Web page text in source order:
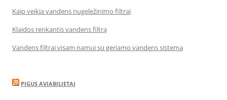
Kaip veikia vandens nugeležinimo filtrai
Klaidos renkantis vandens filtrą
Vandens filtrai visam namui su geriamo vandens sistema
PIGUS AVIABILIETAI